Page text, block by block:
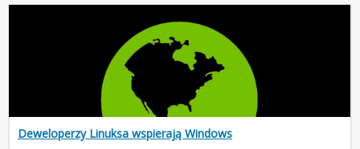
Deweloperzy Linuksa wspierają Windows